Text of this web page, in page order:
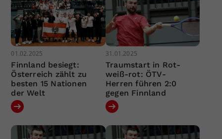
01.02.2025
Finnland besiegt:
Österreich zählt zu
besten 15 Nationen
der Welt
31.01.2025
Traumstart in Rot-
weiß-rot: ÖTV-
Herren führen 2:0
gegen Finnland